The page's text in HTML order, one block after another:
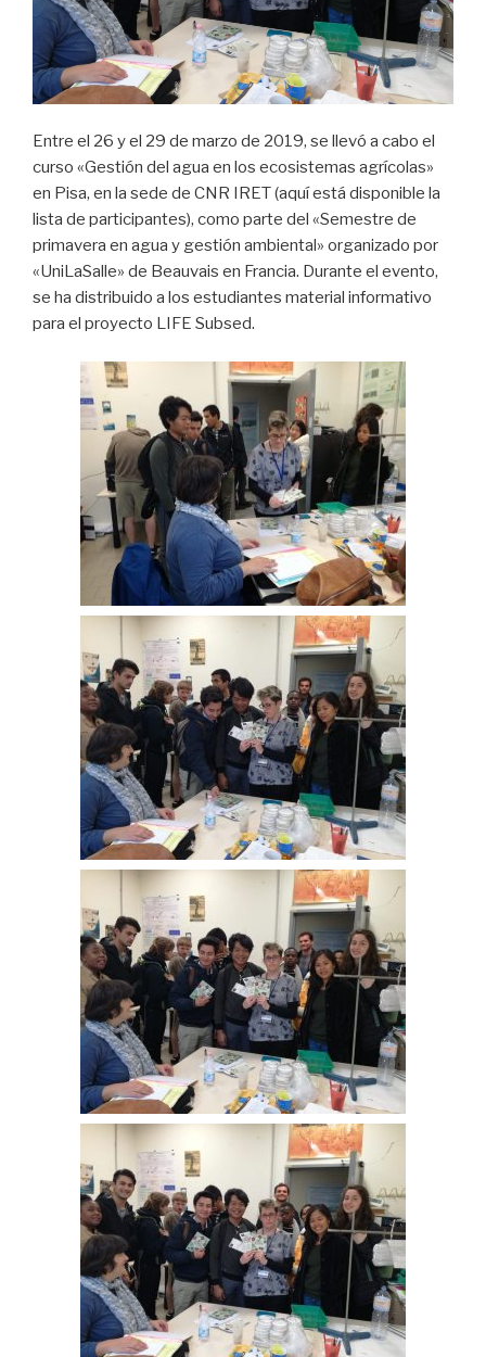
Entre el 26 y el 29 de marzo de 2019, se llevó a cabo el
curso «Gestión del agua en los ecosistemas agrícolas»
en Pisa, en la sede de CNR IRET (aquí está disponible la
lista de participantes), como parte del «Semestre de
primavera en agua y gestión ambiental» organizado por
«UniLaSalle» de Beauvais en Francia. Durante el evento,
se ha distribuido a los estudiantes material informativo
para el proyecto LIFE Subsed.